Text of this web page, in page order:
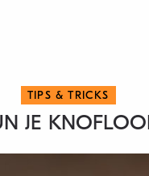
TIPS & TRICKS
JE